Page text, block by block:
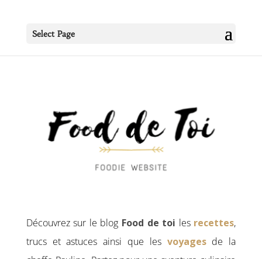
Select Page
Découvrez sur le blog Food de toi les recettes,
trucs et astuces ainsi que les voyagesde la